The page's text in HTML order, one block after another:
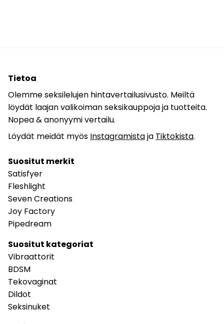
Tietoa
Olemme seksilelujen hintavertailusivusto. Meiltä
löydät laajan valikoiman seksikauppoja ja tuotteita.
Nopea & anonyymi vertailu.
Löydät meidät myös Instagramistaja Tiktokista.
Suositut merkit
Satisfyer
Fleshlight
Seven Creations
Joy Factory
Pipedream
Suositut kategoriat
Vibraattorit
BDSM
Tekovaginat
Dildot
Seksinuket